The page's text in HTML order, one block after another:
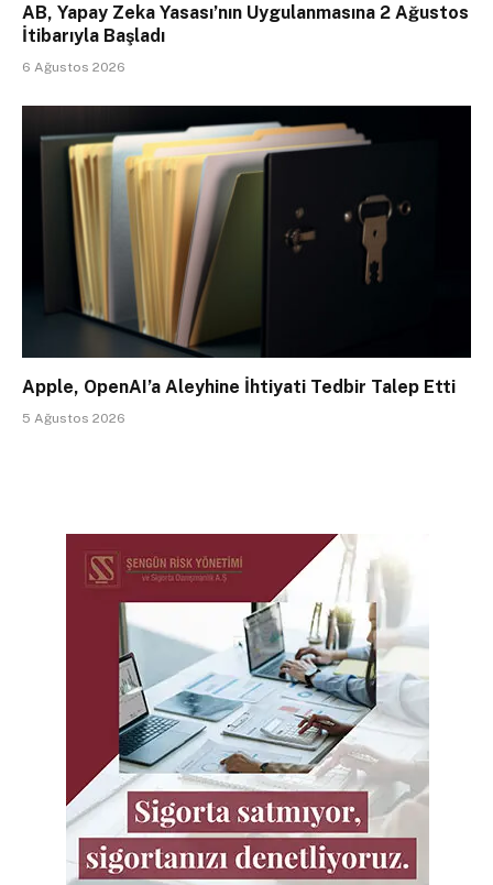
AB, Yapay Zeka Yasası’nın Uygulanmasına 2 Ağustos
İtibarıyla Başladı
6 Ağustos 2026
Apple, OpenAI’a Aleyhine İhtiyati Tedbir Talep Etti
5 Ağustos 2026